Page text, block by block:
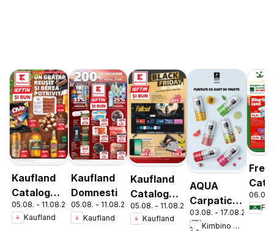
Kaufland
Catalog
Tematic
05.08. - 11.08.2026
Kaufland
Kaufland
Domnesti
05.08. - 11.08.2026
Kaufland
Kaufland
Catalog
Nonfood
05.08. - 11.08.2026
Kaufland
AQUA
Carpatica
Flavours
03.08. - 17.08.2026
Kimbino MG - RO
06.08.